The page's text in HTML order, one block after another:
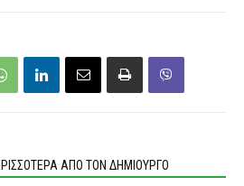
ΑΠΟ ΤΟΝ ΔΗΜΙΟΥΡΓΟ